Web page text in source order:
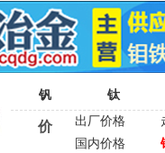
钒 钛
价 出厂价格
国内价格